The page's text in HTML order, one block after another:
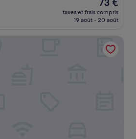
nouveau
prix
de
73 €
73 €
taxes et frais compris
19 août - 20 août
Airport South Blue Lagoon, FL